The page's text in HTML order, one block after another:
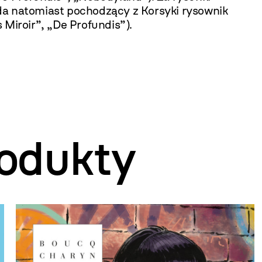
natomiast pochodzący z Korsyki rysownik
Miroir”, „De Profundis”).